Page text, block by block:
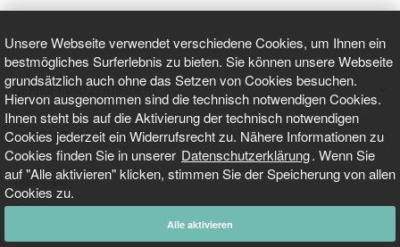
Unsere Webseite verwendet verschiedene Cookies, um Ihnen ein
bestmögliches Surferlebnis zu bieten. Sie können unsere Webseite
grundsätzlich auch ohne das Setzen von Cookies besuchen.
Hiervon ausgenommen sind die technisch notwendigen Cookies.
Ihnen steht bis auf die Aktivierung der technisch notwendigen
Cookies jederzeit ein Widerrufsrecht zu. Nähere Informationen zu
Cookies finden Sie in unserer Datenschutzerklärung. Wenn Sie
auf "Alle aktivieren" klicken, stimmen Sie der Speicherung von allen
Cookies zu.
Alle aktivieren
GEPRÜFT UND ZERTIFIZIERT
AKTUELLE NACHRICHTEN
TARIFO.DE